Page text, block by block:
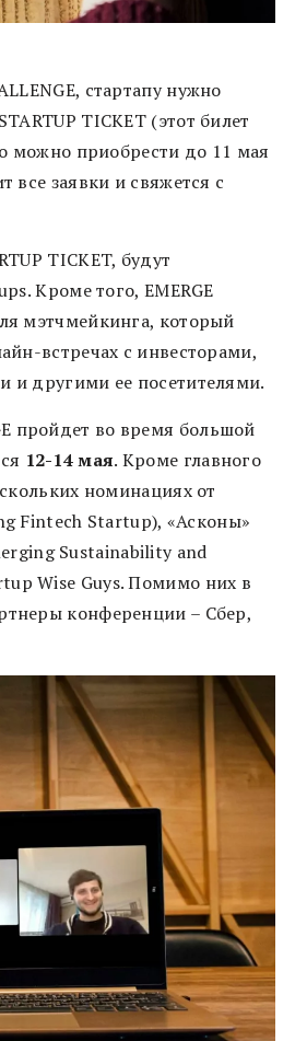
стартапу нужно
TICKET (этот билет
можно приобрести до 11 мая
все заявки и свяжется с
TICKET, будут
Кроме того, EMERGE
мэтчмейкинга, который
встречах с инвесторами,
и другими ее посетителями.
пройдет во время большой
12-14 мая. Кроме главного
номинациях от
Fintech Startup), «Асконы»
Sustainability and
Wise Guys. Помимо них в
конференции – Сбер,